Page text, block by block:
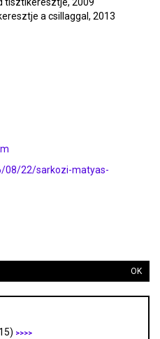
tisztikeresztje, 2009
a csillaggal, 2013
08/22/sarkozi-matyas-
OK
>>>>